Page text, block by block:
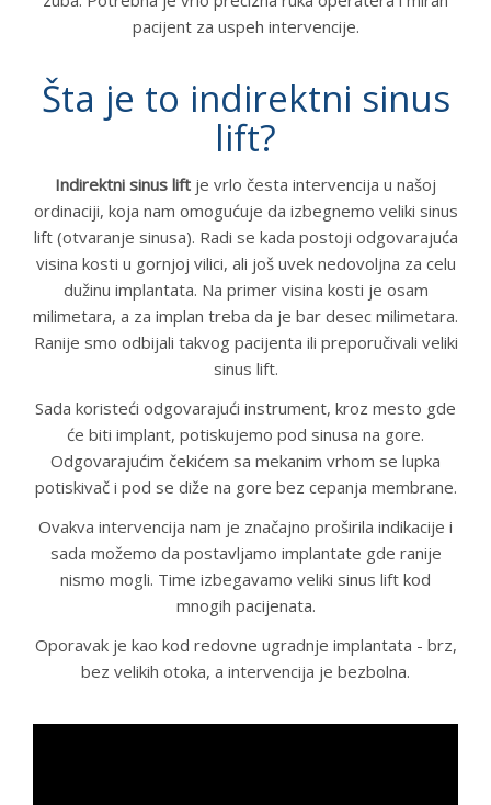
pacijent za uspeh intervencije.
Šta je to indirektni sinus
lift?
Indirektni sinus lift je vrlo česta intervencija u našoj
ordinaciji, koja nam omogućuje da izbegnemo veliki sinus
lift (otvaranje sinusa). Radi se kada postoji odgovarajuća
visina kosti u gornjoj vilici, ali još uvek nedovoljna za celu
dužinu implantata. Na primer visina kosti je osam
milimetara, a za implan treba da je bar desec milimetara.
Ranije smo odbijali takvog pacijenta ili preporučivali veliki
sinus lift.
Sada koristeći odgovarajući instrument, kroz mesto gde
će biti implant, potiskujemo pod sinusa na gore.
Odgovarajućim čekićem sa mekanim vrhom se lupka
potiskivač i pod se diže na gore bez cepanja membrane.
Ovakva intervencija nam je značajno proširila indikacije i
sada možemo da postavljamo implantate gde ranije
nismo mogli. Time izbegavamo veliki sinus lift kod
mnogih pacijenata.
Oporavak je kao kod redovne ugradnje implantata - brz,
bez velikih otoka, a intervencija je bezbolna.